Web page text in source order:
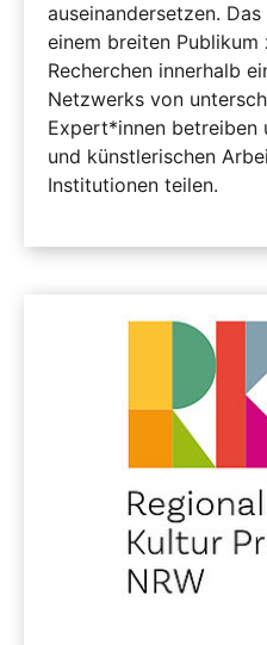
auseinandersetzen.
einem breiten Publikum
Recherchen innerhalb
Netzwerks von
Expert*innen betreiben
und künstlerischen
Institutionen teilen.